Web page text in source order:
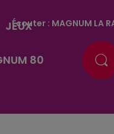
JEUX
80
Écouter : MAGNUM LA